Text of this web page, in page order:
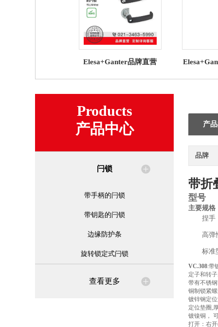
Elesa+Ganter品牌直营
的闩锁 带凸轮锁舌
密封条
Products
产品中心
闩锁
带手柄的闩锁
带钥匙的闩锁
边缘防护条
旋转锁定式闩锁
查看更多
产
品牌
带折
型号
主要规格
捏手
高弹
标准
VC.308:带
定子和转
带有不锈
铜制锁紧
镀锌钢定
定位垫圈,
镀镍铜，
打开：右